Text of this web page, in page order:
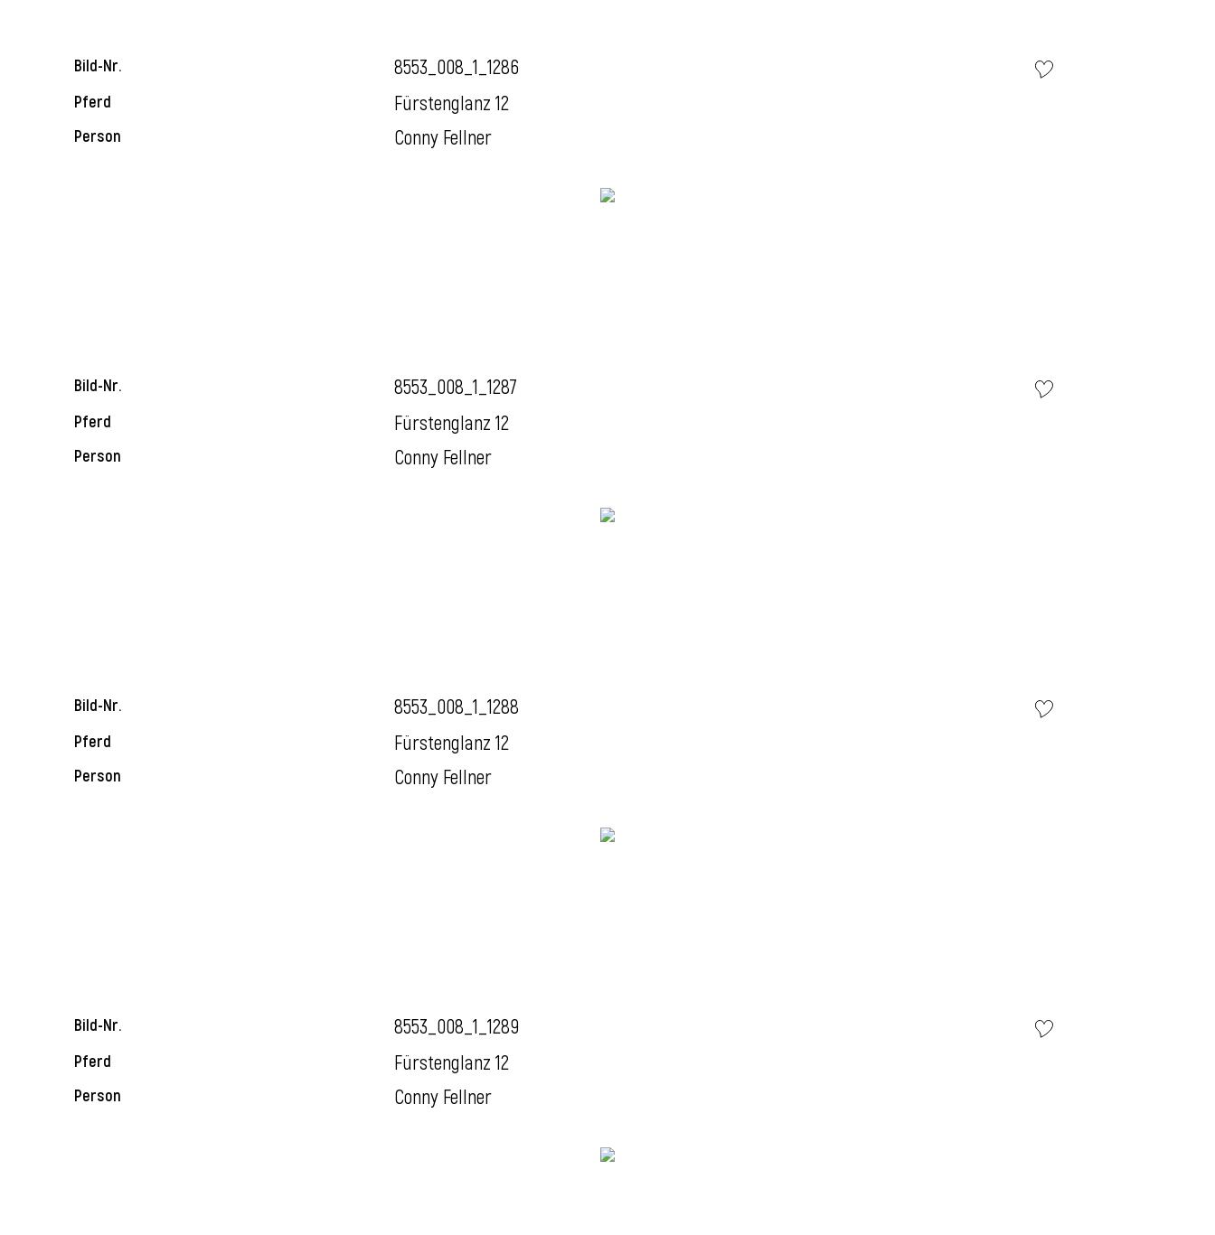
Bild-Nr. 8553_008_1_1286
Pferd Fürstenglanz 12
Person Conny Fellner
Bild-Nr. 8553_008_1_1287
Pferd Fürstenglanz 12
Person Conny Fellner
Bild-Nr. 8553_008_1_1288
Pferd Fürstenglanz 12
Person Conny Fellner
Bild-Nr. 8553_008_1_1289
Pferd Fürstenglanz 12
Person Conny Fellner